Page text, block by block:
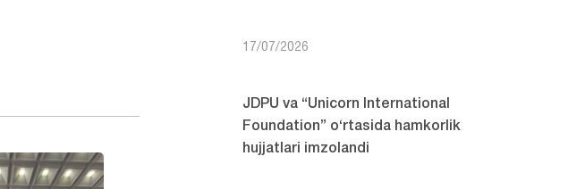
17/07/2026
JDPU va “Unicorn International
Foundation” o‘rtasida hamkorlik
hujjatlari imzolandi